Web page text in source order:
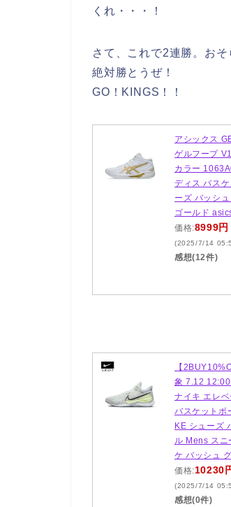
くれ・・・！
さて、これで2連勝。お
絶対勝とうぜ！
GO！KINGS！！
アシックス
ゲルフープ
カラー
ディス バス
ーズ バッシ
ゴールド
価格:8999円
(2025/7/14
感想(12件)
【
象 7.12 12:00
ナイキ エレ
バスケットボ
KE シューズ
ル Mens スニ
ケ バッシュ
価格:10230
(2025/7/14
感想(0件)